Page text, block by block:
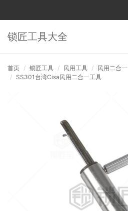
锁匠工具大全
首页 锁匠工具 民用工具
民用二合一
SS301台湾Cisa民用二合一工具